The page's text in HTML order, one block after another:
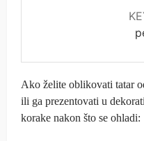
Ako želite oblikovati tatar
ili ga prezentovati u
korake nakon što se ohladi: